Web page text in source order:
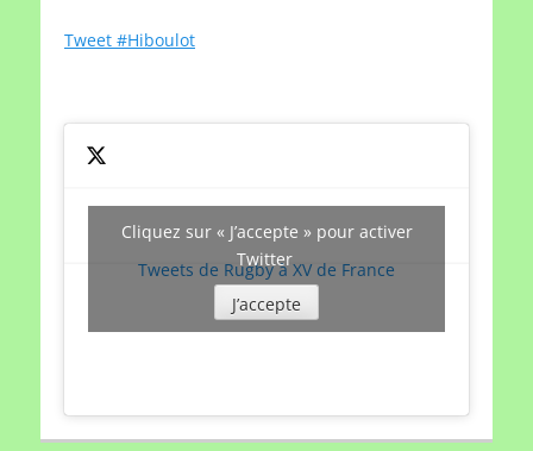
date
Tweet #Hiboulot
Tweets de Rugby à XV de France
Cliquez sur « J’accepte » pour activer
Twitter
J’accepte